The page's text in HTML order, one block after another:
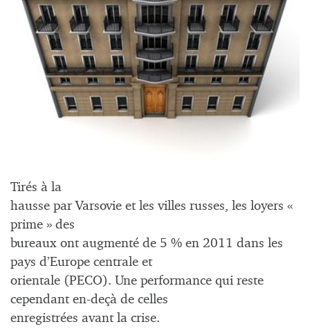
Tirés à la
hausse par Varsovie et les villes russes, les loyers «
prime » des
bureaux ont augmenté de 5 % en 2011 dans les
pays d’Europe centrale et
orientale (PECO). Une performance qui reste
cependant en-deçà de celles
enregistrées avant la crise.